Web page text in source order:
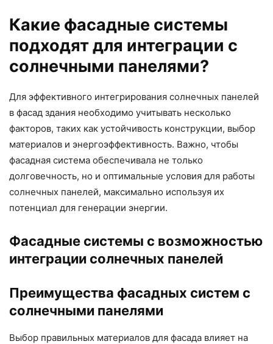
Какие фасадные системы
подходят для интеграции с
солнечными панелями?
Для эффективного интегрирования солнечных панелей
в фасад здания необходимо учитывать несколько
факторов, таких как устойчивость конструкции, выбор
материалов и энергоэффективность. Важно, чтобы
фасадная система обеспечивала не только
долговечность, но и оптимальные условия для работы
солнечных панелей, максимально используя их
потенциал для генерации энергии.
Фасадные системы с возможностью
интеграции солнечных панелей
Преимущества фасадных систем с
солнечными панелями
Выбор правильных материалов для фасада влияет на